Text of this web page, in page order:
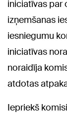
iniciatīvas par
izņemšanas
iesniegumu
iniciatīvas
noraidīja
atdotas
Iepriekš